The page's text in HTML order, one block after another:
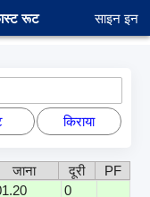
रूट साइन इन
किराया
जाना दूरी
PF
0